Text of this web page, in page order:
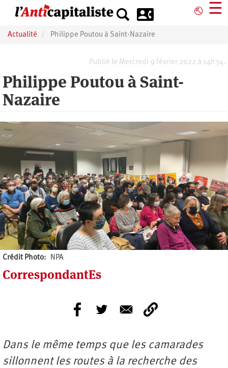
principal
⎋ ☰
Actualité Philippe Poutou à Saint-Nazaire
Publié le Mercredi 9 février 2022 à 14h34.
Philippe Poutou à Saint-
Nazaire
Crédit Photo NPA
CorrespondantEs
Dans le même temps que les camarades
sillonnent les routes à la recherche des